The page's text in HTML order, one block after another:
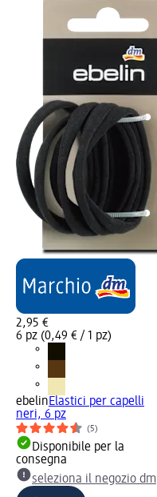
2,95 €
6 pz (0,49 € / 1 pz)
ebelinElastici per capelli
neri, 6 pz
(5)
Disponibile per la
consegna
seleziona il negozio dm